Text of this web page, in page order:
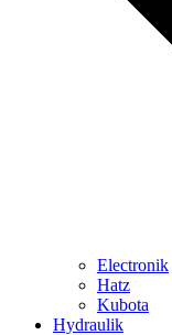
Electronik
Hatz
Kubota
Hydraulik